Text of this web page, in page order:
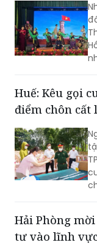
Huế: Kêu gọi
điểm chôn cất
Hải Phòng
tư vào lĩnh